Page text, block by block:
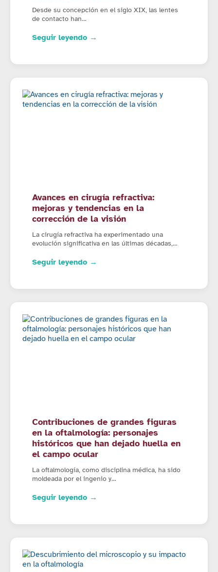
Desde su concepción en el siglo XIX, las lentes
de contacto han…
Seguir leyendo →
Avances en cirugía refractiva:
mejoras y tendencias en la
corrección de la visión
La cirugía refractiva ha experimentado una
evolución significativa en las últimas décadas,…
Seguir leyendo →
Contribuciones de grandes figuras
en la oftalmología: personajes
históricos que han dejado huella en
el campo ocular
La oftalmología, como disciplina médica, ha sido
moldeada por el ingenio y…
Seguir leyendo →